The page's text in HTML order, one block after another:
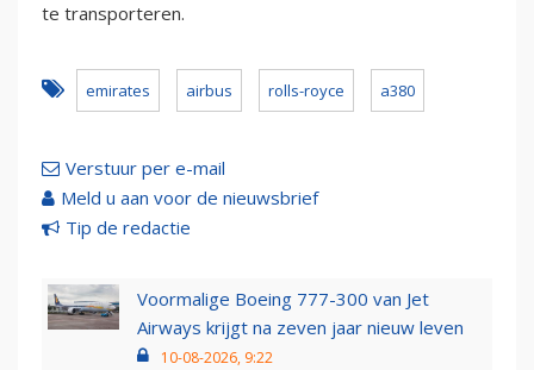
te transporteren.
emirates airbus rolls-royce a380
Verstuur per e-mail
Meld u aan voor de nieuwsbrief
Tip de redactie
Voormalige Boeing 777-300 van Jet
Airways krijgt na zeven jaar nieuw leven
10-08-2026, 9:22